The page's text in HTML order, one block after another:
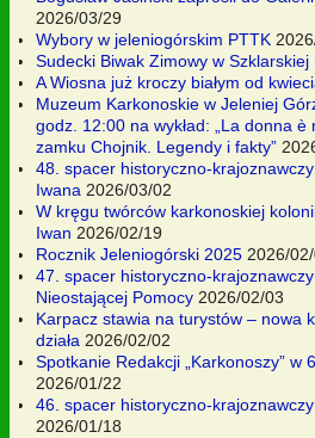
2026/03/29
Wybory w jeleniogórskim PTTK
Sudecki Biwak Zimowy w Szklarskiej
A Wiosna już kroczy białym od
Muzeum Karkonoskie w Jeleniej
godz. 12:00 na wykład: „La donna
zamku Chojnik. Legendy i fakty”
48. spacer historyczno-
Iwana 2026/03/02
W kręgu twórców karkonoskiej
Iwan 2026/02/19
Rocznik Jeleniogórski 2025 2026/
47. spacer historyczno-
Nieostającej Pomocy 2026/02/03
Karpacz stawia na turystów – nowa
działa 2026/02/02
Spotkanie Redakcji „Karkonoszy” w
2026/01/22
46. spacer historyczno-
2026/01/18